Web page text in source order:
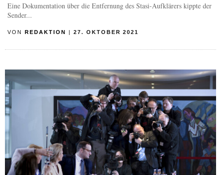
Eine Dokumentation über die Entfernung des Stasi-Aufklärers kippte der
Sender...
VON REDAKTION | 27. OKTOBER 2021